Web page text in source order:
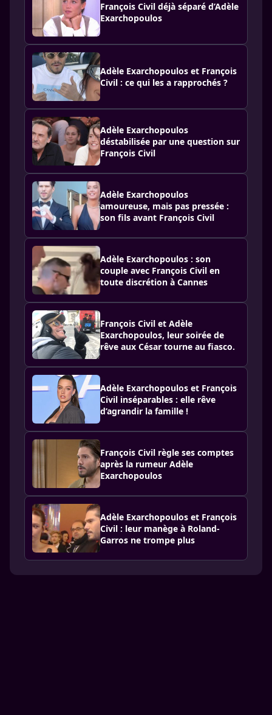
François Civil déjà séparé d’Adèle
Exarchopoulos
Adèle Exarchopoulos et François
Civil : ce qui les a rapprochés ?
Adèle Exarchopoulos
déstabilisée par une question sur
François Civil
Adèle Exarchopoulos
amoureuse, mais pas pressée :
son fils avant François Civil
Adèle Exarchopoulos : son
couple avec François Civil en
toute discrétion à Cannes
François Civil et Adèle
Exarchopoulos, leur soirée de
rêve aux César tourne au fiasco.
Adèle Exarchopoulos et François
Civil inséparables : elle rêve
d’agrandir la famille !
François Civil règle ses comptes
après la rumeur Adèle
Exarchopoulos
Adèle Exarchopoulos et François
Civil : leur manège à Roland-
Garros ne trompe plus